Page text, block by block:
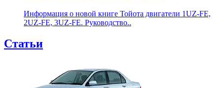
Информация о новой книге Тойота двигатели 1UZ-FE,
2UZ-FE, 3UZ-FE. Руководство..
Статьи